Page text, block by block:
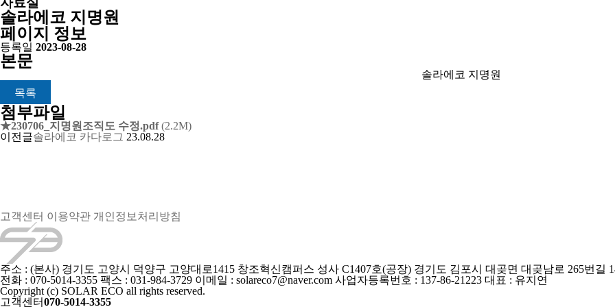
솔라에코 지명원
페이지 정보
등록일 2023-08-28
본문
솔라에코 지명원
목록
첨부파일
★230706_지명원조직도 수정.pdf(2.2M)
이전글솔라에코 카다로그 23.08.28
고객센터 이용약관 개인정보처리방침
주소 : (본사) 경기도 고양시 덕양구 고양대로1415 창조혁신캠퍼스 성사 C1407호(공장) 경기도 김포시 대곶면 대곶남로 265번길
전화 : 070-5014-3355 팩스 : 031-984-3729 이메일 : solareco7@naver.com 사업자등록번호 : 137-86-21223 대표 : 유지연
Copyright (c) SOLAR ECO all rights reserved.
고객센터070-5014-3355